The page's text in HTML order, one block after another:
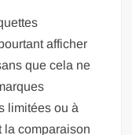
afficher
que cela ne
limitées ou à
la comparaison